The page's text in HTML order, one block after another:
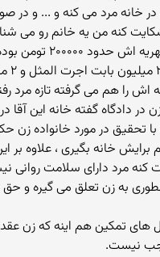
در خانه مرد می کنه و ... و در
اش را هم می گرفته تازه مرد
در دادگاه گفته خانه این آقا
تحقیق در مورد خانواده زن
خانه بگیری ، علاوه بر
کنه مرد دارای سلامت روانی
به زن تعلق می گیره و
های تمکین هم اینه که زن
نیست.